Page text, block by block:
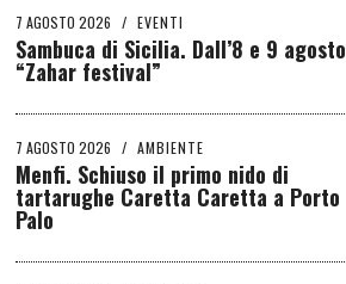
7 AGOSTO 2026 / EVENTI
Sambuca di Sicilia. Dall’8 e 9 agosto
“Zahar festival”
7 AGOSTO 2026 / AMBIENTE
Menfi. Schiuso il primo nido di
tartarughe Caretta Caretta a Porto
Palo